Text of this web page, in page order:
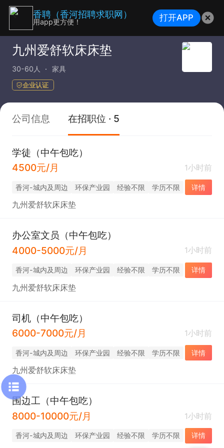
九州爱舒软床床垫
30-60人 家具
企业认证
公司信息 在招职位 · 5
学徒（中午包吃）
4500元/月
1小时前
香河-城内及周边 环保产业园 经验不限 学历不限 详情
九州爱舒软床床垫
办公室文员（中午包吃）
4000-5000元/月
1小时前
香河-城内及周边 环保产业园 经验不限 学历不限 详情
九州爱舒软床床垫
司机（中午包吃）
6000-7000元/月
1小时前
香河-城内及周边 环保产业园 经验不限 学历不限 详情
九州爱舒软床床垫
围边工（中午包吃）
8000-10000元/月
1小时前
香河-城内及周边 环保产业园 经验不限 学历不限 详情
香聘（香河招聘求职网）
用app更方便！ 打开APP